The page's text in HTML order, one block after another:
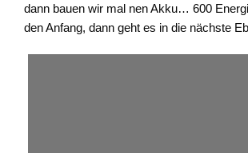
dann bauen wir mal nen Akku… 600
den Anfang, dann geht es in die nächste